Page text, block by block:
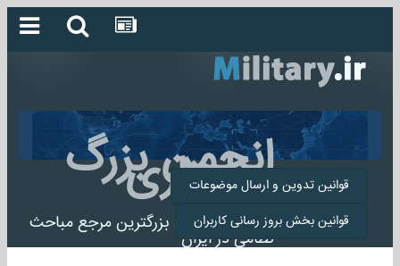
انجمن بزرگ
میلیتاری
انجمن میلیتاری بزرگترین مرجع مباحث
نظامی در ایران
قوانین تدوین و ارسال موضوعات
قوانین بخش بروز رسانی کاربران